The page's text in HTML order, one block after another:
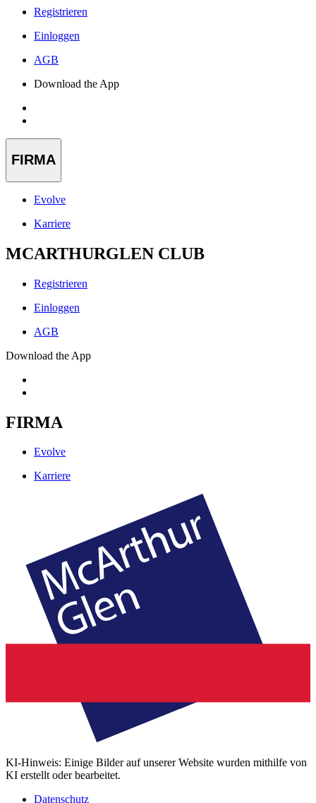
Registrieren
Einloggen
AGB
Download the App
FIRMA
Evolve
Karriere
MCARTHURGLEN CLUB
Registrieren
Einloggen
AGB
Download the App
FIRMA
Evolve
Karriere
KI-Hinweis: Einige Bilder auf unserer Website wurden mithilfe von
KI erstellt oder bearbeitet.
Datenschutz